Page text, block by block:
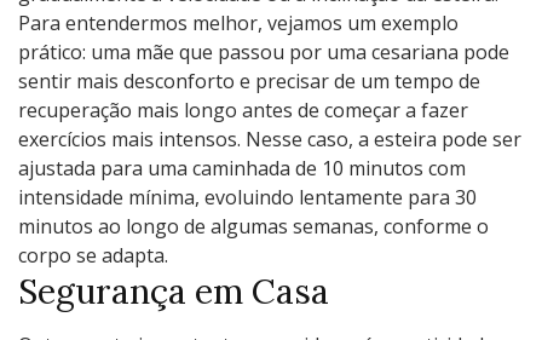
Para entendermos melhor, vejamos um exemplo
prático: uma mãe que passou por uma cesariana pode
sentir mais desconforto e precisar de um tempo de
recuperação mais longo antes de começar a fazer
exercícios mais intensos. Nesse caso, a esteira pode ser
ajustada para uma caminhada de 10 minutos com
intensidade mínima, evoluindo lentamente para 30
minutos ao longo de algumas semanas, conforme o
corpo se adapta.
Segurança em Casa